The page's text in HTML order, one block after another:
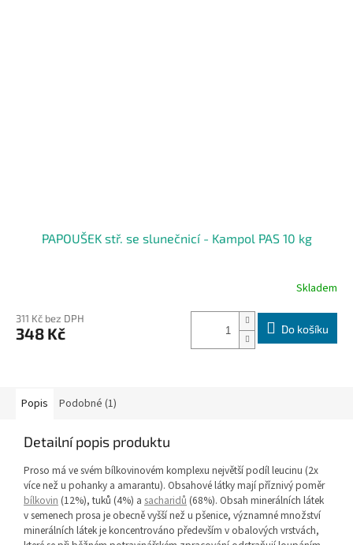
PAPOUŠEK stř. se slunečnicí - Kampol PAS 10 kg
Skladem
311 Kč bez DPH
348 Kč Do košíku
Popis Podobné (1)
Detailní popis produktu
Proso má ve svém bílkovinovém komplexu největší podíl leucinu (2x
více než u pohanky a amarantu). Obsahové látky mají příznivý poměr
bílkovin (12%), tuků (4%) a sacharidů (68%). Obsah minerálních látek
v semenech prosa je obecně vyšší než u pšenice, významné množství
minerálních látek je koncentrováno především v obalových vrstvách,